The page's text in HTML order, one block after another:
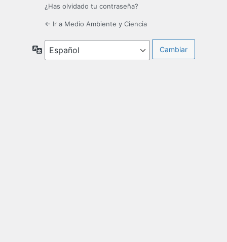
¿Has olvidado tu contraseña?
← Ir a Medio Ambiente y Ciencia
Idioma